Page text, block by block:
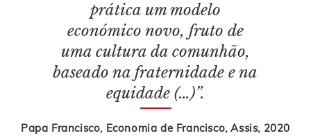
prática um modelo
económico novo, fruto de
uma cultura da comunhão,
baseado na fraternidade e na
equidade (…)”.
Papa Francisco, Economia de Francisco, Assis, 2020